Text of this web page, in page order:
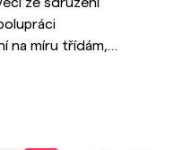
ze sdružení
na míru třídám,